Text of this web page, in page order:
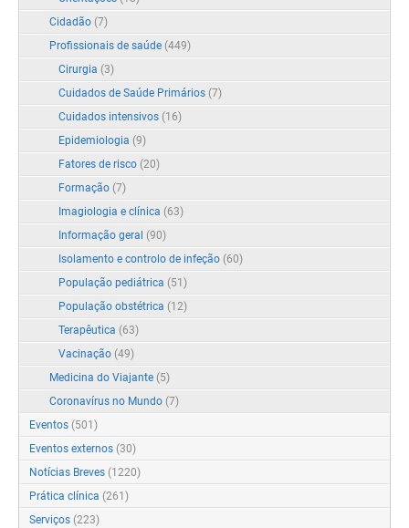
Cidadão (7)
Profissionais de saúde (449)
Cirurgia (3)
Cuidados de Saúde Primários (7)
Cuidados intensivos (16)
Epidemiologia (9)
Fatores de risco (20)
Formação (7)
Imagiologia e clínica (63)
Informação geral (90)
Isolamento e controlo de infeção (60)
População pediátrica (51)
População obstétrica (12)
Terapêutica (63)
Vacinação (49)
Medicina do Viajante (5)
Coronavírus no Mundo (7)
Eventos (501)
Eventos externos (30)
Notícias Breves (1220)
Prática clínica (261)
Serviços (223)